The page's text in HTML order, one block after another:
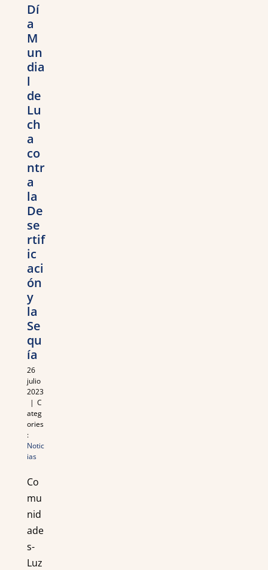
Dí
a
M
un
dia
l
de
Lu
ch
a
co
ntr
a
la
De
se
rtif
ic
aci
ón
y
la
Se
qu
ía
26
julio
2023
| C
ateg
ories
:
Notic
ias
Co
mu
nid
ade
s-
Luz